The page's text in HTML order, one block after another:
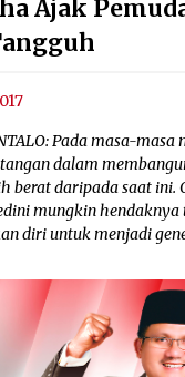
Ajak
Pada masa-masa
dalam
berat daripada saat ini.
mungkin
diri untuk menjadi